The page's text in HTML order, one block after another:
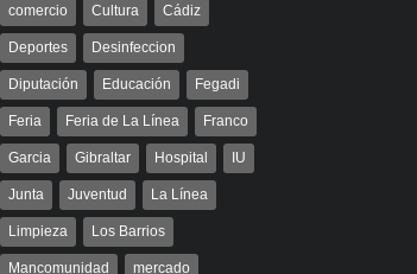
comercio Cultura Cádiz
Deportes Desinfeccion
Diputación Educación Fegadi
Feria Feria de La Línea Franco
Garcia Gibraltar Hospital IU
Junta Juventud La Línea
Limpieza Los Barrios
Mancomunidad mercado